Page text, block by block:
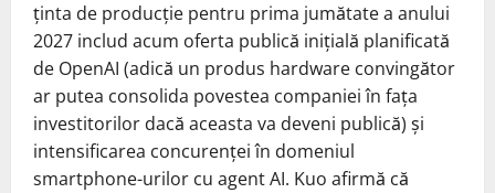
ținta de producție pentru prima jumătate a anului
2027 includ acum oferta publică inițială planificată
de OpenAI (adică un produs hardware convingător
ar putea consolida povestea companiei în fața
investitorilor dacă aceasta va deveni publică) și
intensificarea concurenței în domeniul
smartphone-urilor cu agent AI. Kuo afirmă că